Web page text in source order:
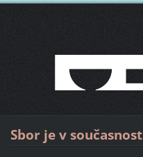
Sbor je v